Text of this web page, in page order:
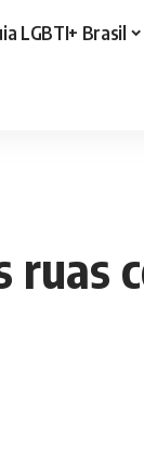
LGBTI+ Brasil